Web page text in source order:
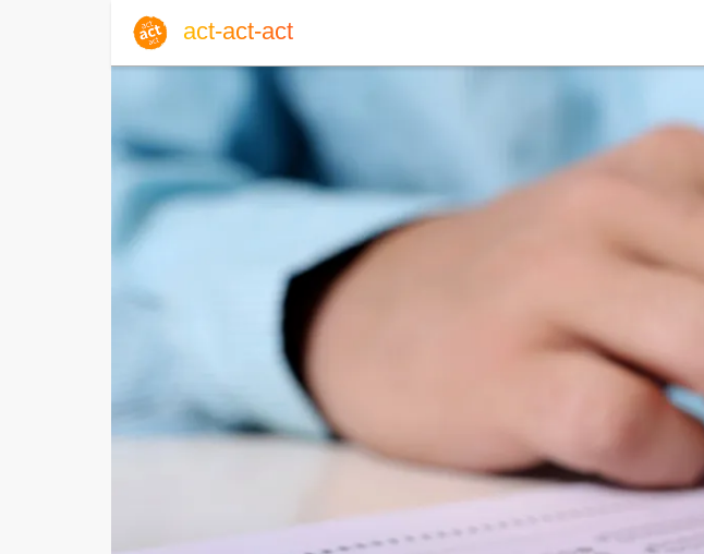
act-act-act
Anmelden
Do, 06. August 2026 |
Englisch